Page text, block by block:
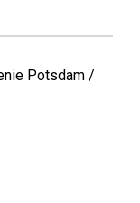
Potsdam /